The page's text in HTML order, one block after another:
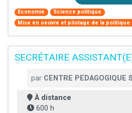
Economie
Science politique
Mise en oeuvre et pilotage de la
SECRÉTAIRE
par CENTRE PEDAGOGIQUE
À distance
600 h